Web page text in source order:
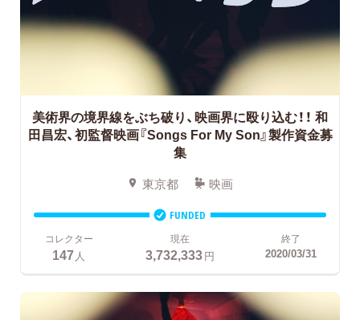
美術界の境界線をぶち破り、映画界に殴り込む！！ 和
田昌宏、初監督映画『Songs For My Son』製作資金募
集
東京都 映画
FUNDED
コレクター
147人
現在
3,732,333円
終了
2020/03/31